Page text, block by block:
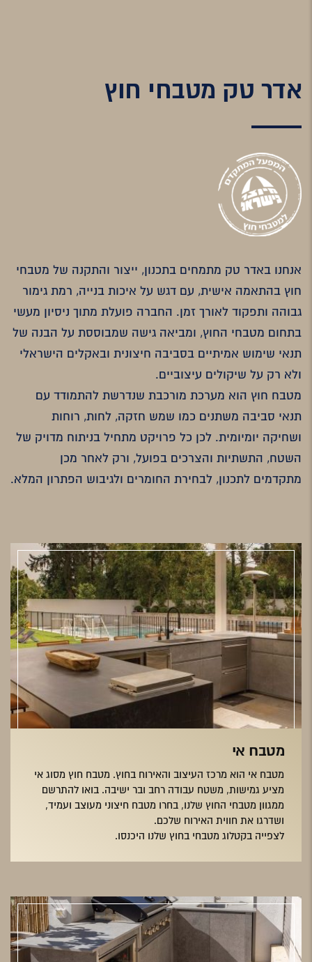
אדר טק מטבחי חוץ
אנחנו באדר טק מתמחים בתכנון, ייצור והתקנה של מטבחי
חוץ בהתאמה אישית, עם דגש על איכות בנייה, רמת גימור
גבוהה ותפקוד לאורך זמן. החברה פועלת מתוך ניסיון מעשי
בתחום מטבחי החוץ, ומביאה גישה שמבוססת על הבנה של
תנאי שימוש אמיתיים בסביבה חיצונית ובאקלים הישראלי
ולא רק על שיקולים עיצוביים.
מטבח חוץ הוא מערכת מורכבת שנדרשת להתמודד עם
תנאי סביבה משתנים כמו שמש חזקה, לחות, רוחות
ושחיקה יומיומית. לכן כל פרויקט מתחיל בניתוח מדויק של
השטח, התשתיות והצרכים בפועל, ורק לאחר מכן
מתקדמים לתכנון, לבחירת החומרים ולגיבוש הפתרון המלא.
מטבח אי
מטבח אי הוא מרכז העיצוב והאירוח בחוץ. מטבח חוץ מסוג אי
מציע גמישות, משטח עבודה רחב ובר ישיבה. בואו להתרשם
ממגוון מטבחי החוץ שלנו, בחרו מטבח חיצוני מעוצב ועמיד,
ושדרגו את חווית האירוח שלכם.
לצפייה בקטלוג מטבחי בחוץ שלנו היכנסו.